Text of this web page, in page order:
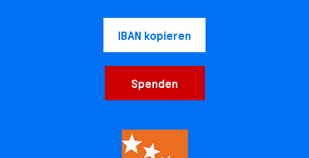
IBAN kopieren
Spenden